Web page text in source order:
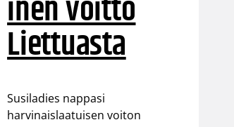
inen voitto
Liettuasta
Susiladies nappasi
harvinaislaatuisen voiton